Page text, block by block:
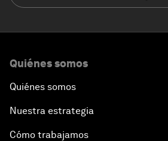
Quiénes somos
Quiénes somos
Nuestra estrategia
Cómo trabajamos